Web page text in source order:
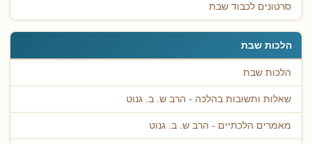
סרטונים לכבוד שבת
הלכות שבת
הלכות שבת
שאלות ותשובות בהלכה - הרב ש. ב. גנוט
מאמרים הלכתיים - הרב ש. ב. גנוט